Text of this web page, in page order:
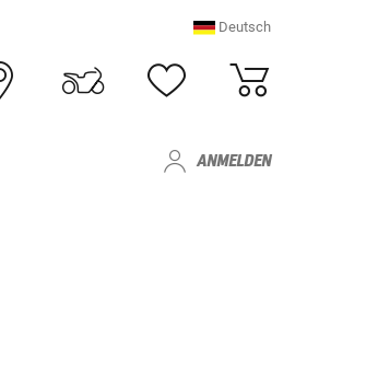
Deutsch
ANMELDEN